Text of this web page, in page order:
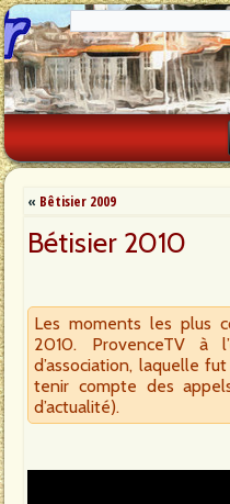
« Bêtisier 2009
Bétisier 2010
Les moments les plus
2010. ProvenceTV à
d’association, laquelle
tenir compte des
d’actualité).